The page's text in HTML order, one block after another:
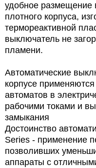
удобное размещение
плотного корпуса,
термореактивной
выключатель не
пламени.
Автоматические
корпусе
автоматов в
рабочими токами и
замыкания
Достоинство
Series - применение
позволивших
аппараты с